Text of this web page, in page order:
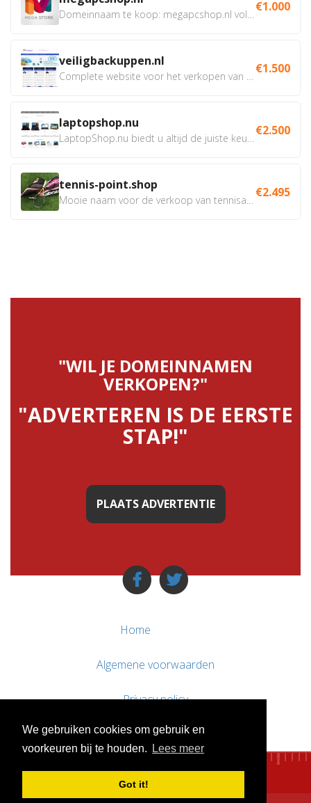
We gebruiken cookies om gebruik en
voorkeuren bij te houden.
Lees meer
Got it!
€1.000
veiligbackuppen.nl €1.500
laptopshop.nu €2.500
tennis-point.shop €2.495
"WIL JE DOMEINNAMEN
VERKOPEN?"
"ADVERTEREN IS DE EERSTE
STAP!"
PLAATS ADVERTENTIE
Home
Algemene voorwaarden
Privacy policy
Contact / Support